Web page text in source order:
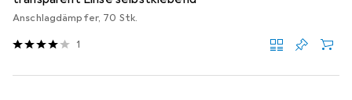
Anschlagdämpfer, 70 Stk.
1